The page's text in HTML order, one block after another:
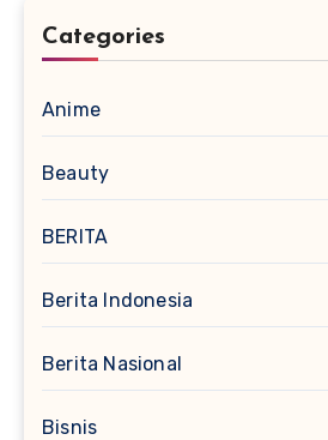
Categories
Anime
Beauty
BERITA
Berita Indonesia
Berita Nasional
Bisnis